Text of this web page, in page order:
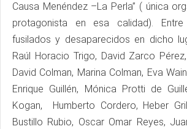
Causa Menéndez –La Perla” ( única
protagonista en esa calidad).
fusilados y desaparecidos en dicho
Raúl Horacio Trigo, David Zarco
David Colman, Marina Colman, Eva
Enrique Guillén, Mónica Protti de
Kogan, Humberto Cordero, Heber
Bustillo Rubio, Oscar Omar Reyes,